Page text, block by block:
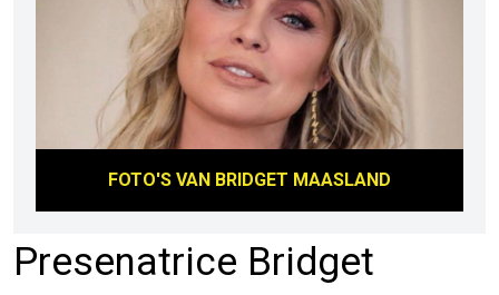
Presenatrice Bridget
FOTO'S VAN BRIDGET MAASLAND